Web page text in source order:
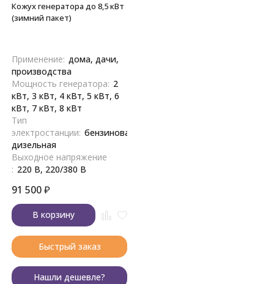
Кожух генератора до 8,5 кВт
(зимний пакет)
Применение: дома, дачи,
производства
Мощность генератора: 2
кВт, 3 кВт, 4 кВт, 5 кВт, 6
кВт, 7 кВт, 8 кВт
Тип
электростанции: бензиновая,
дизельная
Выходное напряжение
: 220 В, 220/380 В
91 500₽
В корзину
Быстрый заказ
Нашли дешевле?